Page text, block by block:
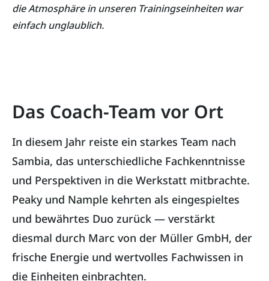
die Atmosphäre in unseren Trainingseinheiten war
einfach unglaublich.
Das Coach-Team vor Ort
In diesem Jahr reiste ein starkes Team nach
Sambia, das unterschiedliche Fachkenntnisse
und Perspektiven in die Werkstatt mitbrachte.
Peaky und Nample kehrten als eingespieltes
und bewährtes Duo zurück — verstärkt
diesmal durch Marc von der Müller GmbH, der
frische Energie und wertvolles Fachwissen in
die Einheiten einbrachten.